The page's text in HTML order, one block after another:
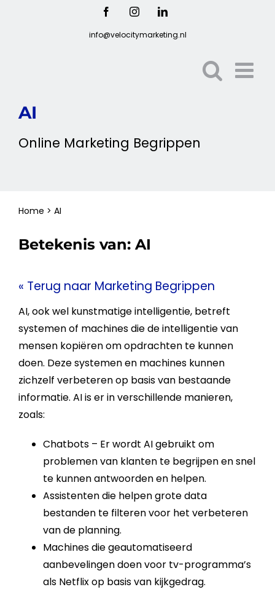
FacebookInstagramLinkedIn
info@velocitymarketing.nl
AI
Online Marketing Begrippen
Home > AI
Betekenis van: AI
« Terug naar Marketing Begrippen
AI, ook wel kunstmatige intelligentie, betreft
systemen of machines die de intelligentie van
mensen kopiëren om opdrachten te kunnen
doen. Deze systemen en machines kunnen
zichzelf verbeteren op basis van bestaande
informatie. AIis er in verschillende manieren,
zoals:
Chatbots – Er wordt AIgebruikt om
problemen van klanten te begrijpen en snel
te kunnen antwoorden en helpen.
Assistenten die helpen grote data
bestanden te filteren voor het verbeteren
van de planning.
Machines die geautomatiseerd
aanbevelingen doen voor tv-programma’s
als Netflix op basis van kijkgedrag.